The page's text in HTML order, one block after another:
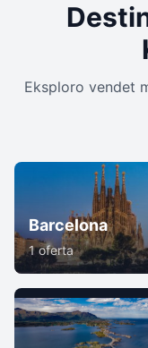
Eksploro vendet
Barcelona
1 oferta